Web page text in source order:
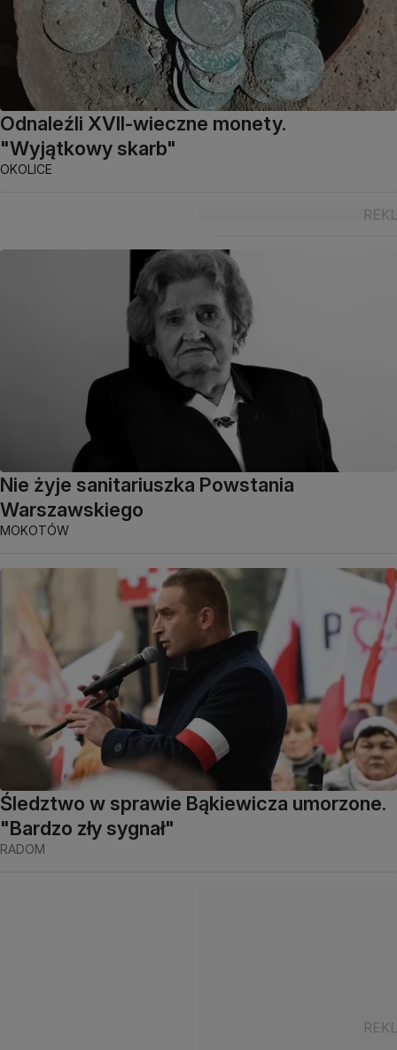
Odnaleźli XVII-wieczne monety.
"Wyjątkowy skarb"
OKOLICE
Nie żyje sanitariuszka Powstania
Warszawskiego
MOKOTÓW
Śledztwo w sprawie Bąkiewicza umorzone.
"Bardzo zły sygnał"
RADOM